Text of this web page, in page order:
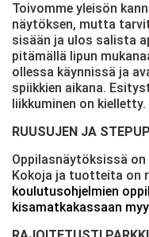
Toivomme yleisön
näytöksen, mutta
sisään ja ulos salista
pitämällä lipun
ollessa käynnissä ja
spiikkien aikana.
liikkuminen on kielletty.
RUUSUJEN JA
Oppilasnäytöksissä
Kokoja ja tuotteita on
koulutusohjelmien
kisamatkakassaan